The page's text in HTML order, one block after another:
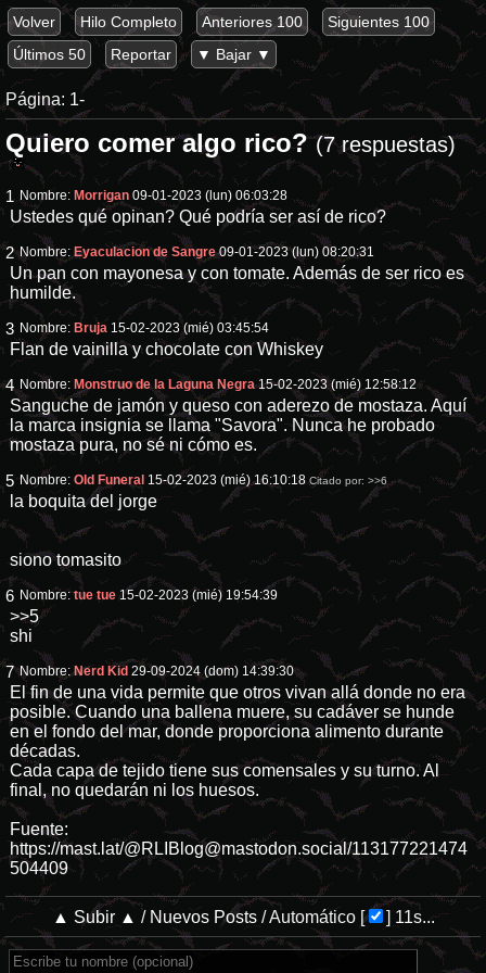
Volver Hilo Completo Anteriores 100
Siguientes 100
Últimos 50
Reportar ▼ Bajar ▼
Página: 1-
Quiero comer algo rico?(7 respuestas)
1 Nombre: Morrigan 09-01-2023 (lun) 06:03:28
Ustedes qué opinan? Qué podría ser así de rico?
2 Nombre:Eyaculacion de Sangre 09-01-2023 (lun) 08:20:31
Un pan con mayonesa y con tomate. Además de ser rico es
humilde.
3 Nombre: Bruja 15-02-2023 (mié) 03:45:54
Flan de vainilla y chocolate con Whiskey
4 Nombre: Monstruo de la Laguna Negra 15-02-2023 (mié) 12:58:12
Sanguche de jamón y queso con aderezo de mostaza. Aquí
la marca insignia se llama "Savora". Nunca he probado
mostaza pura, no sé ni cómo es.
5 Nombre:Old Funeral 15-02-2023 (mié) 16:10:18 Citado por:>>6
la boquita del jorge
siono tomasito
6 Nombre:tue tue 15-02-2023 (mié) 19:54:39
>>5
shi
7 Nombre:Nerd Kid 29-09-2024 (dom) 14:39:30
El fin de una vida permite que otros vivan allá donde no era
posible. Cuando una ballena muere, su cadáver se hunde
en el fondo del mar, donde proporciona alimento durante
décadas.
Cada capa de tejido tiene sus comensales y su turno. Al
final, no quedarán ni los huesos.
Fuente:
https://mast.lat/@RLIBlog@mastodon.social/113177221474
504409
▲ Subir ▲ / Nuevos Posts/Automático[ ] 11s...